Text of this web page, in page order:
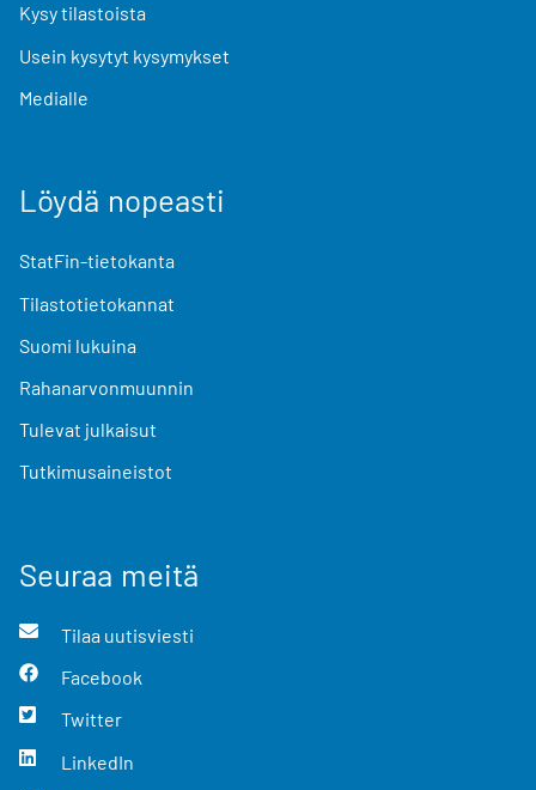
Kysy tilastoista
Usein kysytyt kysymykset
Medialle
Löydä nopeasti
StatFin-tietokanta
Tilastotietokannat
Suomi lukuina
Rahanarvonmuunnin
Tulevat julkaisut
Tutkimusaineistot
Seuraa meitä
Tilaa uutisviesti
Facebook
Twitter
LinkedIn